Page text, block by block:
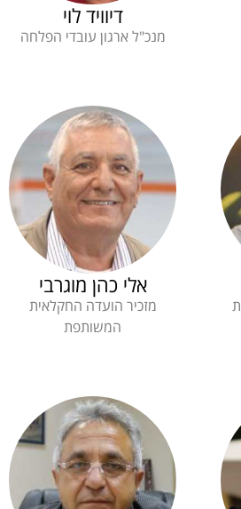
דיוויד לוי
מנכ"ל ארגון עובדי הפלחה
אלי כהן מוגרבי
מזכיר הועדה החקלאית
המשותפת